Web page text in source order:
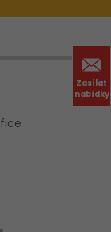
Zasílat
nabídky